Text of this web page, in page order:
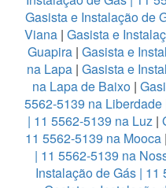
Gasista e Instalação de
Viana | Gasista e
Guapira| Gasista e
na Lapa | Gasista e
na Lapa de Baixo |
5562-5139 na Liberdade
| 11 5562-5139 na Luz |
11 5562-5139 na Mooca |
| 11 5562-5139 na
Instalação de Gás |